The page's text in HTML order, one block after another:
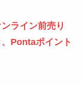
ライン前売り
Pontaポイント